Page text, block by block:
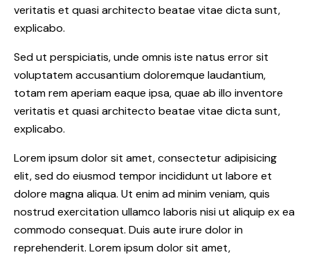
veritatis et quasi architecto beatae vitae dicta sunt,
explicabo.
Sed ut perspiciatis, unde omnis iste natus error sit
voluptatem accusantium doloremque laudantium,
totam rem aperiam eaque ipsa, quae ab illo inventore
veritatis et quasi architecto beatae vitae dicta sunt,
explicabo.
Lorem ipsum dolor sit amet, consectetur adipisicing
elit, sed do eiusmod tempor incididunt ut labore et
dolore magna aliqua. Ut enim ad minim veniam, quis
nostrud exercitation ullamco laboris nisi ut aliquip ex ea
commodo consequat. Duis aute irure dolor in
reprehenderit. Lorem ipsum dolor sit amet,